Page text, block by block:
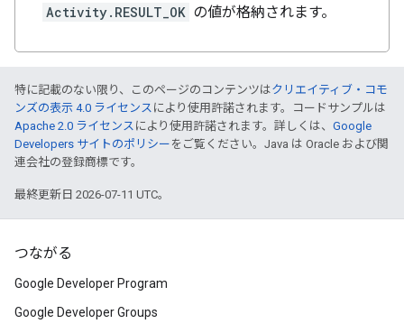
Activity.RESULT_OK の値が格納されます。
特に記載のない限り、このページのコンテンツはクリエイティブ・コモ
ンズの表示 4.0 ライセンス により使用許諾されます。コードサンプルは
Apache 2.0 ライセンス により使用許諾されます。詳しくは、 Google
Developers サイトのポリシー をご覧ください。Java は Oracle および関
連会社の登録商標です。
最終更新日 2026-07-11 UTC。
つながる
Google Developer Program
Google Developer Groups